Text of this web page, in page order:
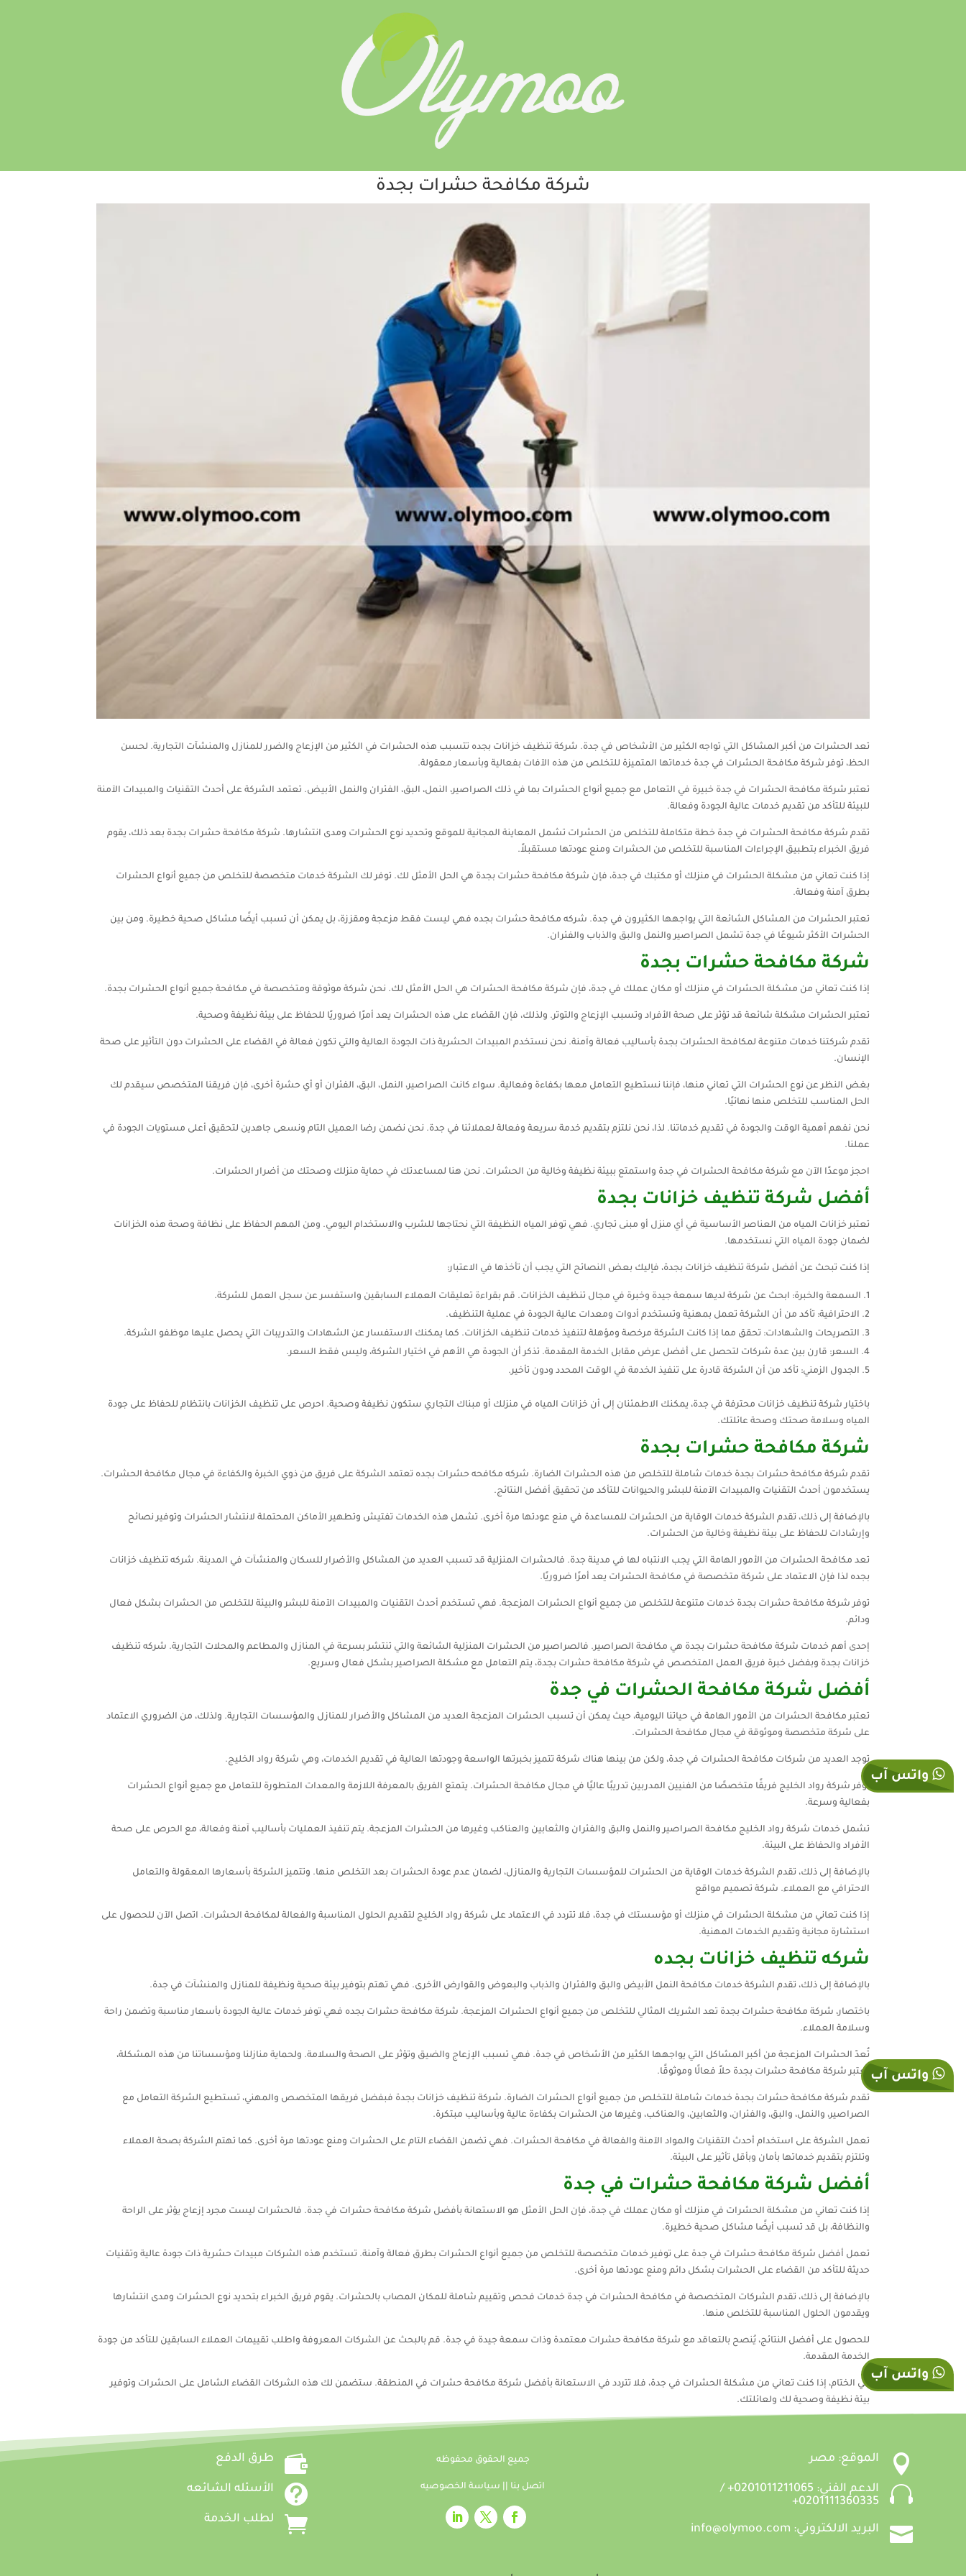
شركة مكافحة حشرات بجدة
تعد الحشرات من أكبر المشاكل التي تواجه الكثير من الأشخاص في جدة. شركة تنظيف خزانات بجده تتسبب هذه الحشرات في الكثير من الإزعاج والضرر للمنازل والمنشآت التجارية. لحسن
الحظ، توفر شركة مكافحة الحشرات في جدة خدماتها المتميزة للتخلص من هذه الآفات بفعالية وبأسعار معقولة.
تعتبر شركة مكافحة الحشرات في جدة خبيرة في التعامل مع جميع أنواع الحشرات بما في ذلك الصراصير، النمل، البق، الفئران والنمل الأبيض. تعتمد الشركة على أحدث التقنيات والمبيدات الآمنة
للبيئة للتأكد من تقديم خدمات عالية الجودة وفعالة.
تقدم شركة مكافحة الحشرات في جدة خطة متكاملة للتخلص من الحشرات تشمل المعاينة المجانية للموقع وتحديد نوع الحشرات ومدى انتشارها. شركة مكافحة حشرات بجدة بعد ذلك، يقوم
فريق الخبراء بتطبيق الإجراءات المناسبة للتخلص من الحشرات ومنع عودتها مستقبلاً.
إذا كنت تعاني من مشكلة الحشرات في منزلك أو مكتبك في جدة، فإن شركة مكافحة حشرات بجدة هي الحل الأمثل لك. توفر لك الشركة خدمات متخصصة للتخلص من جميع أنواع الحشرات
بطرق آمنة وفعالة.
تعتبر الحشرات من المشاكل الشائعة التي يواجهها الكثيرون في جدة. شركه مكافحة حشرات بجده فهي ليست فقط مزعجة ومقززة، بل يمكن أن تسبب أيضًا مشاكل صحية خطيرة. ومن بين
الحشرات الأكثر شيوعًا في جدة تشمل الصراصير والنمل والبق والذباب والفئران.
شركة مكافحة حشرات بجدة
إذا كنت تعاني من مشكلة الحشرات في منزلك أو مكان عملك في جدة، فإن شركة مكافحة الحشرات هي الحل الأمثل لك. نحن شركة موثوقة ومتخصصة في مكافحة جميع أنواع الحشرات بجدة.
تعتبر الحشرات مشكلة شائعة قد تؤثر على صحة الأفراد وتسبب الإزعاج والتوتر. ولذلك، فإن القضاء على هذه الحشرات يعد أمرًا ضروريًا للحفاظ على بيئة نظيفة وصحية.
تقدم شركتنا خدمات متنوعة لمكافحة الحشرات بجدة بأساليب فعالة وآمنة. نحن نستخدم المبيدات الحشرية ذات الجودة العالية والتي تكون فعالة في القضاء على الحشرات دون التأثير على صحة
الإنسان.
بغض النظر عن نوع الحشرات التي تعاني منها، فإننا نستطيع التعامل معها بكفاءة وفعالية. سواء كانت الصراصير، النمل، البق، الفئران أو أي حشرة أخرى، فإن فريقنا المتخصص سيقدم لك
الحل المناسب للتخلص منها نهائيًا.
نحن نفهم أهمية الوقت والجودة في تقديم خدماتنا. لذا، نحن نلتزم بتقديم خدمة سريعة وفعالة لعملائنا في جدة. نحن نضمن رضا العميل التام ونسعى جاهدين لتحقيق أعلى مستويات الجودة في
عملنا.
احجز موعدًا الآن مع شركة مكافحة الحشرات في جدة واستمتع ببيئة نظيفة وخالية من الحشرات. نحن هنا لمساعدتك في حماية منزلك وصحتك من أضرار الحشرات.
أفضل شركة تنظيف خزانات بجدة
تعتبر خزانات المياه من العناصر الأساسية في أي منزل أو مبنى تجاري. فهي توفر المياه النظيفة التي نحتاجها للشرب والاستخدام اليومي. ومن المهم الحفاظ على نظافة وصحة هذه الخزانات
لضمان جودة المياه التي نستخدمها.
إذا كنت تبحث عن أفضل شركة تنظيف خزانات بجدة، فإليك بعض النصائح التي يجب أن تأخذها في الاعتبار:
السمعة والخبرة: ابحث عن شركة لديها سمعة جيدة وخبرة في مجال تنظيف الخزانات. قم بقراءة تعليقات العملاء السابقين واستفسر عن سجل العمل للشركة.
الاحترافية: تأكد من أن الشركة تعمل بمهنية وتستخدم أدوات ومعدات عالية الجودة في عملية التنظيف.
التصريحات والشهادات: تحقق مما إذا كانت الشركة مرخصة ومؤهلة لتنفيذ خدمات تنظيف الخزانات. كما يمكنك الاستفسار عن الشهادات والتدريبات التي يحصل عليها موظفو الشركة.
السعر: قارن بين عدة شركات لتحصل على أفضل عرض مقابل الخدمة المقدمة. تذكر أن الجودة هي الأهم في اختيار الشركة، وليس فقط السعر.
الجدول الزمني: تأكد من أن الشركة قادرة على تنفيذ الخدمة في الوقت المحدد ودون تأخير.
باختيار شركة تنظيف خزانات محترفة في جدة، يمكنك الاطمئنان إلى أن خزانات المياه في منزلك أو مبناك التجاري ستكون نظيفة وصحية. احرص على تنظيف الخزانات بانتظام للحفاظ على جودة
المياه وسلامة صحتك وصحة عائلتك.
شركة مكافحة حشرات بجدة
تقدم شركة مكافحة حشرات بجدة خدمات شاملة للتخلص من هذه الحشرات الضارة. شركه مكافحه حشرات بجده تعتمد الشركة على فريق من ذوي الخبرة والكفاءة في مجال مكافحة الحشرات.
يستخدمون أحدث التقنيات والمبيدات الآمنة للبشر والحيوانات للتأكد من تحقيق أفضل النتائج.
بالإضافة إلى ذلك، تقدم الشركة خدمات الوقاية من الحشرات للمساعدة في منع عودتها مرة أخرى. تشمل هذه الخدمات تفتيش وتطهير الأماكن المحتملة لانتشار الحشرات وتوفير نصائح
وإرشادات للحفاظ على بيئة نظيفة وخالية من الحشرات.
تعد مكافحة الحشرات من الأمور الهامة التي يجب الانتباه لها في مدينة جدة. فالحشرات المنزلية قد تسبب العديد من المشاكل والأضرار للسكان والمنشآت في المدينة. شركه تنظيف خزانات
بجده لذا فإن الاعتماد على شركة متخصصة في مكافحة الحشرات يعد أمرًا ضروريًا.
توفر شركة مكافحة حشرات بجدة خدمات متنوعة للتخلص من جميع أنواع الحشرات المزعجة. فهي تستخدم أحدث التقنيات والمبيدات الآمنة للبشر والبيئة للتخلص من الحشرات بشكل فعال
ودائم.
إحدى أهم خدمات شركة مكافحة حشرات بجدة هي مكافحة الصراصير. فالصراصير من الحشرات المنزلية الشائعة والتي تنتشر بسرعة في المنازل والمطاعم والمحلات التجارية. شركه تنظيف
خزانات بجدة وبفضل خبرة فريق العمل المتخصص في شركة مكافحة حشرات بجدة، يتم التعامل مع مشكلة الصراصير بشكل فعال وسريع.
أفضل شركة مكافحة الحشرات في جدة
تعتبر مكافحة الحشرات من الأمور الهامة في حياتنا اليومية، حيث يمكن أن تسبب الحشرات المزعجة العديد من المشاكل والأضرار للمنازل والمؤسسات التجارية. ولذلك، من الضروري الاعتماد
على شركة متخصصة وموثوقة في مجال مكافحة الحشرات.
توجد العديد من شركات مكافحة الحشرات في جدة، ولكن من بينها هناك شركة تتميز بخبرتها الواسعة وجودتها العالية في تقديم الخدمات، وهي شركة رواد الخليج.
توفر شركة رواد الخليج فريقًا متخصصًا من الفنيين المدربين تدريبًا عاليًا في مجال مكافحة الحشرات. يتمتع الفريق بالمعرفة اللازمة والمعدات المتطورة للتعامل مع جميع أنواع الحشرات
بفعالية وسرعة.
تشمل خدمات شركة رواد الخليج مكافحة الصراصير والنمل والبق والفئران والثعابين والعناكب وغيرها من الحشرات المزعجة. يتم تنفيذ العمليات بأساليب آمنة وفعالة، مع الحرص على صحة
الأفراد والحفاظ على البيئة.
بالإضافة إلى ذلك، تقدم الشركة خدمات الوقاية من الحشرات للمؤسسات التجارية والمنازل، لضمان عدم عودة الحشرات بعد التخلص منها. وتتميز الشركة بأسعارها المعقولة والتعامل
الاحترافي مع العملاء. شركة تصميم مواقع
إذا كنت تعاني من مشكلة الحشرات في منزلك أو مؤسستك في جدة، فلا تتردد في الاعتماد على شركة رواد الخليج لتقديم الحلول المناسبة والفعالة لمكافحة الحشرات. اتصل الآن للحصول على
استشارة مجانية وتقديم الخدمات المهنية.
شركه تنظيف خزانات بجده
بالإضافة إلى ذلك، تقدم الشركة خدمات مكافحة النمل الأبيض والبق والفئران والذباب والبعوض والقوارض الأخرى. فهي تهتم بتوفير بيئة صحية ونظيفة للمنازل والمنشآت في جدة.
باختصار، شركة مكافحة حشرات بجدة تعد الشريك المثالي للتخلص من جميع أنواع الحشرات المزعجة. شركة مكافحة حشرات بجده فهي توفر خدمات عالية الجودة بأسعار مناسبة وتضمن راحة
وسلامة العملاء.
تُعدّ الحشرات المزعجة من أكبر المشاكل التي يواجهها الكثير من الأشخاص في جدة. فهي تسبب الإزعاج والضيق وتؤثر على الصحة والسلامة. ولحماية منازلنا ومؤسساتنا من هذه المشكلة،
تعتبر شركة مكافحة حشرات بجدة حلاً فعالًا وموثوقًا.
تقدم شركة مكافحة حشرات بجدة خدمات شاملة للتخلص من جميع أنواع الحشرات الضارة. شركة تنظيف خزانات بجدة فبفضل فريقها المتخصص والمهني، تستطيع الشركة التعامل مع
الصراصير، والنمل، والبق، والفئران، والثعابين، والعناكب، وغيرها من الحشرات بكفاءة عالية وبأساليب مبتكرة.
تعمل الشركة على استخدام أحدث التقنيات والمواد الآمنة والفعالة في مكافحة الحشرات. فهي تضمن القضاء التام على الحشرات ومنع عودتها مرة أخرى. كما تهتم الشركة بصحة العملاء
وتلتزم بتقديم خدماتها بأمان وبأقل تأثير على البيئة.
أفضل شركة مكافحة حشرات في جدة
إذا كنت تعاني من مشكلة الحشرات في منزلك أو مكان عملك في جدة، فإن الحل الأمثل هو الاستعانة بأفضل شركة مكافحة حشرات في جدة. فالحشرات ليست مجرد إزعاج يؤثر على الراحة
والنظافة، بل قد تسبب أيضًا مشاكل صحية خطيرة.
تعمل أفضل شركة مكافحة حشرات في جدة على توفير خدمات متخصصة للتخلص من جميع أنواع الحشرات بطرق فعالة وآمنة. تستخدم هذه الشركات مبيدات حشرية ذات جودة عالية وتقنيات
حديثة للتأكد من القضاء على الحشرات بشكل دائم ومنع عودتها مرة أخرى.
بالإضافة إلى ذلك، تقدم الشركات المتخصصة في مكافحة الحشرات في جدة خدمات فحص وتقييم شاملة للمكان المصاب بالحشرات. يقوم فريق الخبراء بتحديد نوع الحشرات ومدى انتشارها
ويقدمون الحلول المناسبة للتخلص منها.
للحصول على أفضل النتائج، يُنصح بالتعاقد مع شركة مكافحة حشرات معتمدة وذات سمعة جيدة في جدة. قم بالبحث عن الشركات المعروفة واطلب تقييمات العملاء السابقين للتأكد من جودة
الخدمة المقدمة.
في الختام، إذا كنت تعاني من مشكلة الحشرات في جدة، فلا تتردد في الاستعانة بأفضل شركة مكافحة حشرات في المنطقة. ستضمن لك هذه الشركات القضاء الشامل على الحشرات وتوفير
بيئة نظيفة وصحية لك ولعائلتك.
 طرق الدفع
 الأسئله الشائعه
 لطلب الخدمة
جميع الحقوق محفوظه
اتصل بنا سياسة الخصوصيه
 الموقع: مصر

الدعم الفني: 0201011211065+ /
0201111360335+
 البريد الالكتروني: info@olymoo.com
واتس آب
واتس آب
واتس آب